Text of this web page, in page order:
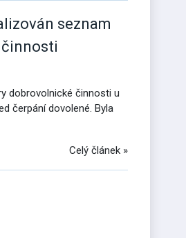
seznam
dobrovolnické činnosti u
čerpání dovolené. Byla
Celý článek »